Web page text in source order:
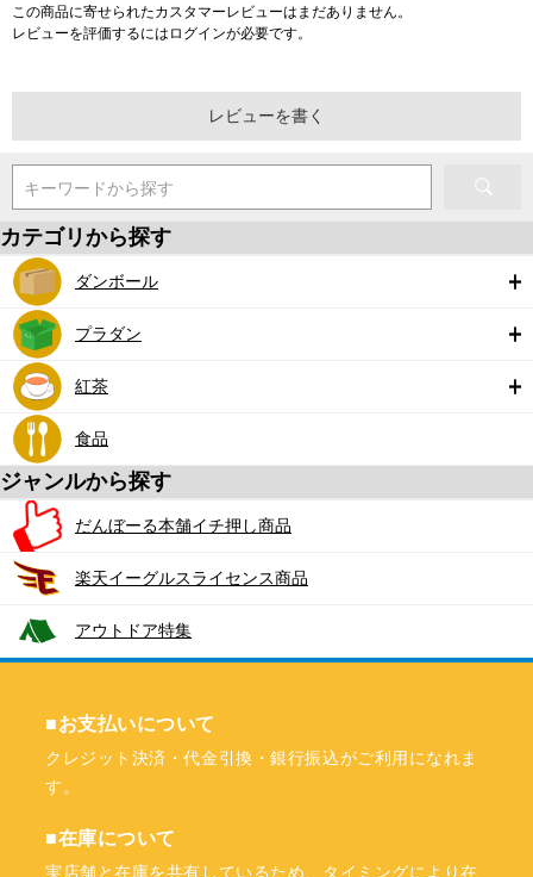
この商品に寄せられたカスタマーレビューはまだありません。
レビューを評価するには ログインが必要です。
レビューを書く
キーワードから探す
カテゴリから探す
ダンボール
プラダン
紅茶
食品
ジャンルから探す
だんぼーる本舗イチ押し商品
楽天イーグルスライセンス商品
アウトドア特集
■お支払いについて
クレジット決済・代金引換・銀行振込がご利用になれま
す。
■在庫について
実店舗と在庫を共有しているため、タイミングにより在